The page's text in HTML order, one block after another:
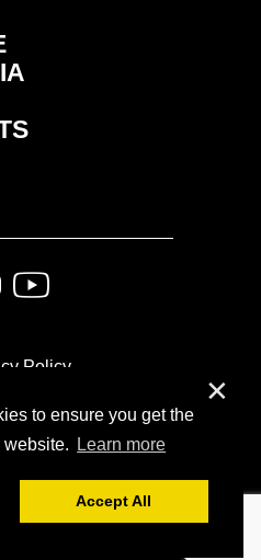
to ensure you get the
website.
Learn more
Accept All
✕
Policy
& Media, 2014-2026
by SoFar